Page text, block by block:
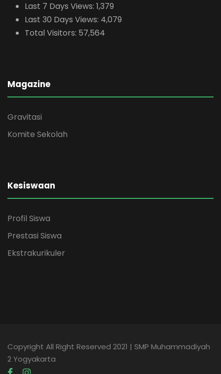
Last 7 Days Views: 1,379
Last 30 Days Views: 4,079
Total Visitors: 57,564
Magazine
Gravitasi
Komite Sekolah
Kesiswaan
Profil Siswa
Prestasi Siswa
Ekstrakurikuler
Copyright All Right Reserved 2021 | SMP Muhammadiyah
2 Yogyakarta